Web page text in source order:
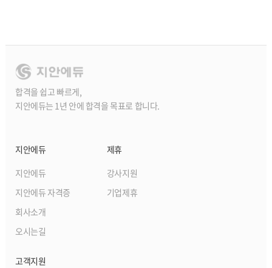
합격을 쉽고 빠르게,
지안에듀는 1년 안에 합격을 목표로 합니다.
지안에듀
지안에듀
지안에듀 자격증
회사소개
오시는길
제휴
강사지원
기업제휴
고객지원